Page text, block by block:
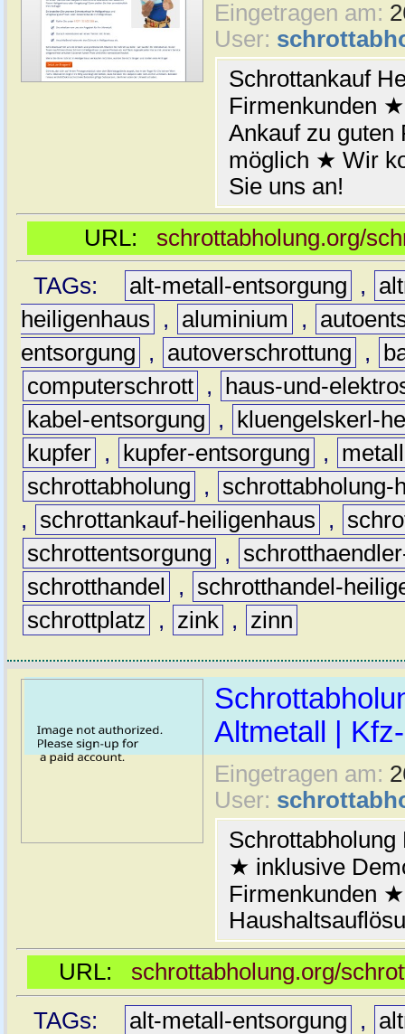
Eingetragen am:
User:
Schrottankauf
Firmenkunden
Ankauf zu
möglich ★ Wir
Sie uns an!
URL: schrottabholung.org/
TAGs:
alt-metall-entsorgung ,
heiligenhaus
, aluminium ,
entsorgung
, autoverschrottung ,
computerschrott ,
haus-und-
kabel-entsorgung
,
kluengelskerl-
kupfer , kupfer-entsorgung ,
metall
schrottabholung
,
schrottabholung-
,
schrottankauf-heiligenhaus ,
schrottentsorgung
,
schrotthandel
,
schrotthandel-
schrottplatz
, zink , zinn
Altmetall |
Eingetragen am:
User:
★ inklusive
Firmenkunden
URL: schrottabholung.org/
TAGs:
alt-metall-entsorgung ,